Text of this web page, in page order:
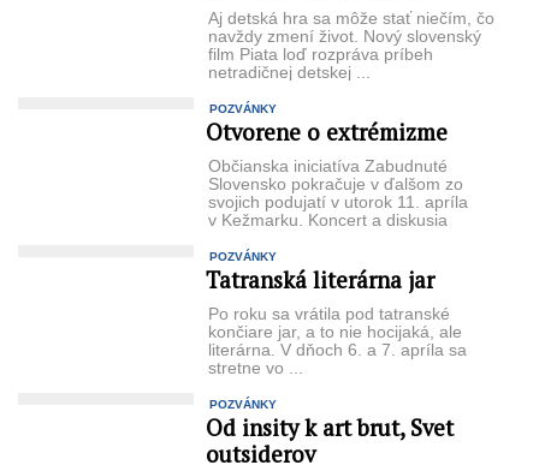
Aj detská hra sa môže stať niečím, čo
navždy zmení život. Nový slovenský
film Piata loď rozpráva príbeh
netradičnej detskej ...
POZVÁNKY
Otvorene o extrémizme
Občianska iniciatíva Zabudnuté
Slovensko pokračuje v ďalšom zo
svojich podujatí v utorok 11. apríla
v Kežmarku. Koncert a diskusia
bude od ...
POZVÁNKY
Tatranská literárna jar
Po roku sa vrátila pod tatranské
končiare jar, a to nie hocijaká, ale
literárna. V dňoch 6. a 7. apríla sa
stretne vo ...
POZVÁNKY
Od insity k art brut, Svet
outsiderov